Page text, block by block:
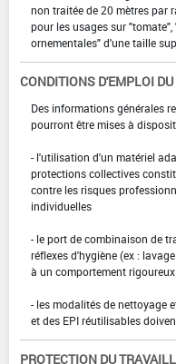
non traitée de 20 mètres par
pour les usages sur
ornementales" d'une taille
CONDITIONS D'EMPLOI
Des informations générales
pourront être mises à
- l'utilisation d'un matériel
protections collectives
contre les risques
individuelles
- le port de combinaison de
réflexes d'hygiène (ex :
à un comportement
- les modalités de nettoyage
et des EPI réutilisables
PROTECTION DU